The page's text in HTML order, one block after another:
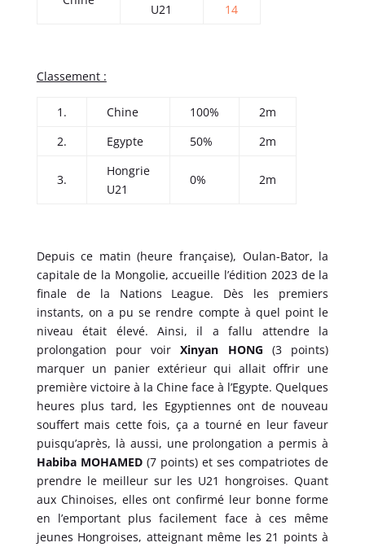
U21 14
Classement :
1. Chine 100%
2m
2.
Egypte 50% 2m
3.
Hongrie
U21
0% 2m
Depuis ce matin (heure française), Oulan-Bator, la
capitale de la Mongolie, accueille l’édition 2023 de la
finale de la Nations League. Dès les premiers
instants, on a pu se rendre compte à quel point le
niveau était élevé. Ainsi, il a fallu attendre la
prolongation pour voir Xinyan HONG (3 points)
marquer un panier extérieur qui allait offrir une
première victoire à la Chine face à l’Egypte. Quelques
heures plus tard, les Egyptiennes ont de nouveau
souffert mais cette fois, ça a tourné en leur faveur
puisqu’après, là aussi, une prolongation a permis à
Habiba MOHAMED(7 points) et ses compatriotes de
prendre le meilleur sur les U21 hongroises. Quant
aux Chinoises, elles ont confirmé leur bonne forme
en l’emportant plus facilement face à ces même
jeunes Hongroises, atteignant même les 21 points à